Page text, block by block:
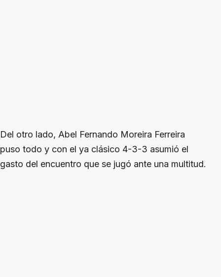
Del otro lado, Abel Fernando Moreira Ferreira
puso todo y con el ya clásico 4-3-3 asumió el
gasto del encuentro que se jugó ante una multitud.